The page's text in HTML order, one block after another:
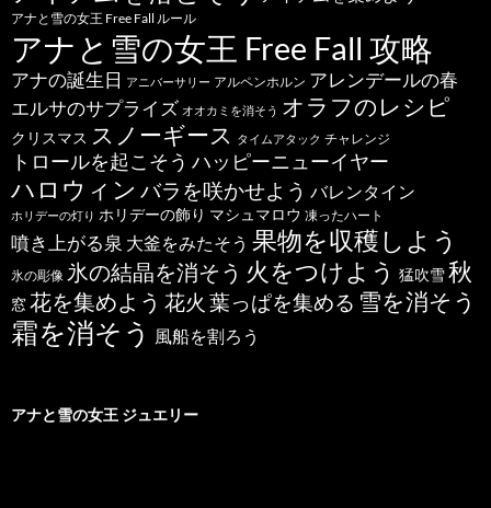
アナと雪の女王 Free Fall ルール
アナと雪の女王 Free Fall 攻略
アナの誕生日 アニバーサリー アルペンホルン アレンデールの春
エルサのサプライズ オオカミを消そう オラフのレシピ
クリスマス スノーギース タイムアタック チャレンジ
トロールを起こそう ハッピーニューイヤー
ハロウィン バラを咲かせよう バレンタイン
ホリデーの灯り ホリデーの飾り マシュマロウ 凍ったハート
噴き上がる泉 大釜をみたそう 果物を収穫しよう
氷の彫像 氷の結晶を消そう 火をつけよう 猛吹雪秋
窓花を集めよう 花火 葉っぱを集める 雪を消そう
霜を消そう 風船を割ろう
アナと雪の女王 ジュエリー